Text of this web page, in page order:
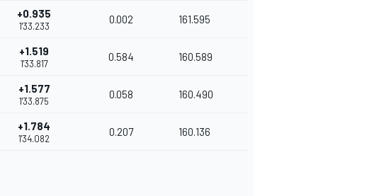
+0.935
1'33.233
0.002 161.595
+1.519
1'33.817
0.584 160.589
+1.577
1'33.875
0.058 160.490
+1.784
1'34.082
0.207 160.136